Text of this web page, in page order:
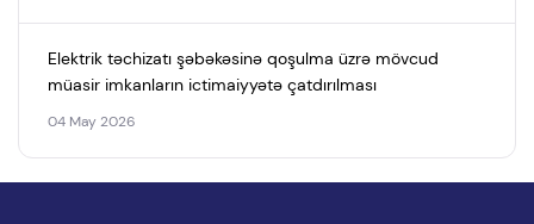
Elektrik təchizatı şəbəkəsinə qoşulma üzrə mövcud
müasir imkanların ictimaiyyətə çatdırılması
04 May 2026